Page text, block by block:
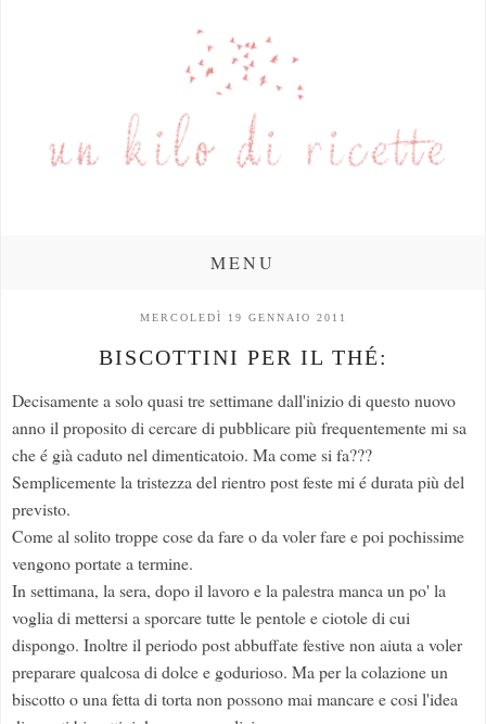
MENU
MERCOLEDÌ 19 GENNAIO 2011
BISCOTTINI PER IL THÉ:
Decisamente a solo quasi tre settimane dall'inizio di questo nuovo
anno il proposito di cercare di pubblicare più frequentemente mi sa
che é già caduto nel dimenticatoio. Ma come si fa???
Semplicemente la tristezza del rientro post feste mi é durata più del
previsto.
Come al solito troppe cose da fare o da voler fare e poi pochissime
vengono portate a termine.
In settimana, la sera, dopo il lavoro e la palestra manca un po' la
voglia di mettersi a sporcare tutte le pentole e ciotole di cui
dispongo. Inoltre il periodo post abbuffate festive non aiuta a voler
preparare qualcosa di dolce e godurioso. Ma per la colazione un
biscotto o una fetta di torta non possono mai mancare e cosi l'idea